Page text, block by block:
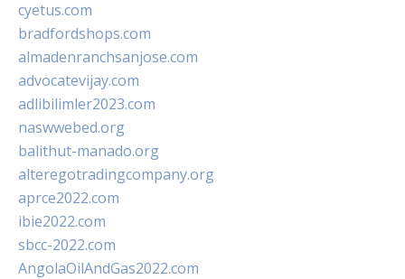
cyetus.com
bradfordshops.com
almadenranchsanjose.com
advocatevijay.com
adlibilimler2023.com
naswwebed.org
balithut-manado.org
alteregotradingcompany.org
aprce2022.com
ibie2022.com
sbcc-2022.com
AngolaOilAndGas2022.com